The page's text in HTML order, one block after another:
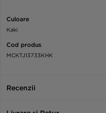
Culoare
Kaki
Cod produs
MCKTJ13733KHK
Recenzii